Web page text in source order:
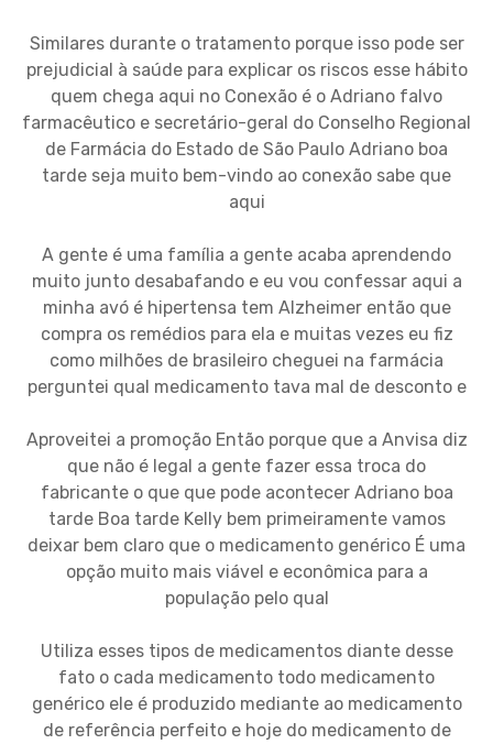
Similares durante o tratamento porque isso pode ser
prejudicial à saúde para explicar os riscos esse hábito
quem chega aqui no Conexão é o Adriano falvo
farmacêutico e secretário-geral do Conselho Regional
de Farmácia do Estado de São Paulo Adriano boa
tarde seja muito bem-vindo ao conexão sabe que
aqui
A gente é uma família a gente acaba aprendendo
muito junto desabafando e eu vou confessar aqui a
minha avó é hipertensa tem Alzheimer então que
compra os remédios para ela e muitas vezes eu fiz
como milhões de brasileiro cheguei na farmácia
perguntei qual medicamento tava mal de desconto e
Aproveitei a promoção Então porque que a Anvisa diz
que não é legal a gente fazer essa troca do
fabricante o que que pode acontecer Adriano boa
tarde Boa tarde Kelly bem primeiramente vamos
deixar bem claro que o medicamento genérico É uma
opção muito mais viável e econômica para a
população pelo qual
Utiliza esses tipos de medicamentos diante desse
fato o cada medicamento todo medicamento
genérico ele é produzido mediante ao medicamento
de referência perfeito e hoje do medicamento de